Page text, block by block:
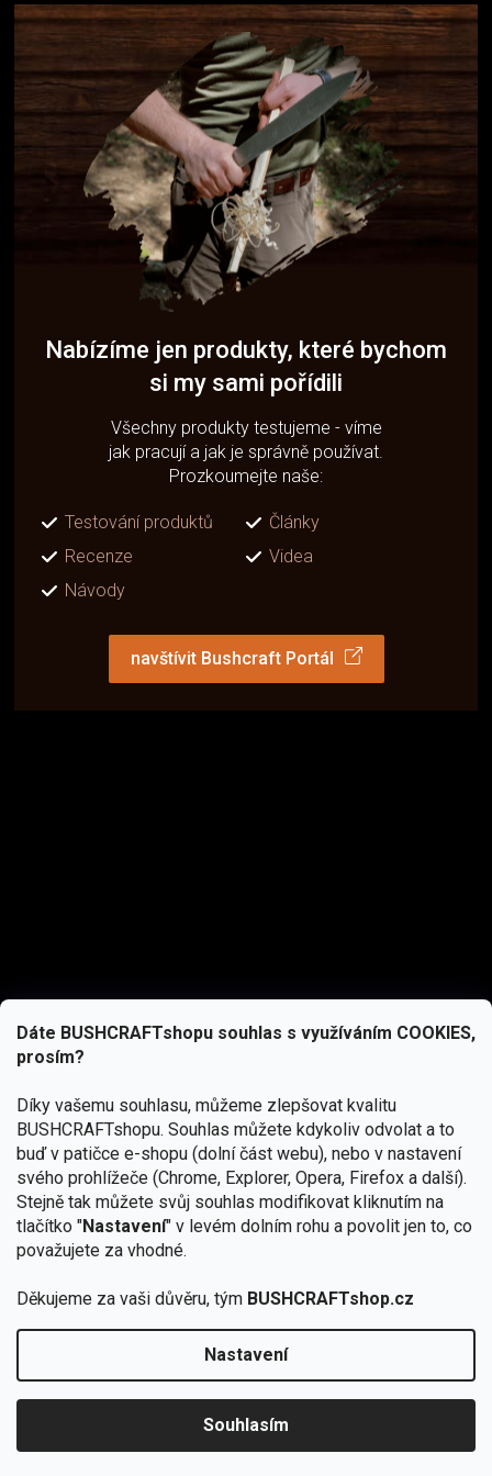
Dáte BUSHCRAFTshopu souhlas s využíváním COOKIES,
prosím?
Díky vašemu souhlasu, můžeme zlepšovat kvalitu
BUSHCRAFTshopu. Souhlas můžete kdykoliv odvolat a to
buď v patičce e-shopu (dolní část webu), nebo v nastavení
svého prohlížeče (Chrome, Explorer, Opera, Firefox a další).
Stejně tak můžete svůj souhlas modifikovat kliknutím na
tlačítko "Nastavení" v levém dolním rohu a povolit jen to, co
považujete za vhodné.
Děkujeme za vaši důvěru, tým BUSHCRAFTshop.cz
Nastavení
Souhlasím
zapojte se do slosování o kurz s
Nabízíme jen produkty, které bychom
si my sami pořídili
Všechny produkty testujeme - víme
jak pracují a jak je správně používat.
Prozkoumejte naše:
Testování produktů
Články
Recenze
Videa
Návody
navštívit Bushcraft Portál
podmínkami ochrany osobních údajů
Copyright 2026BUSHCRAFTshop.cz. Všechna práva
vyhrazena.Upravit nastavení cookies